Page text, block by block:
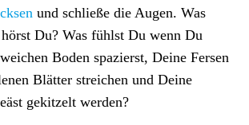
und schließe die Augen. Was
Du? Was fühlst Du wenn Du
Boden spazierst, Deine Fersen
Blätter streichen und Deine
gekitzelt werden?